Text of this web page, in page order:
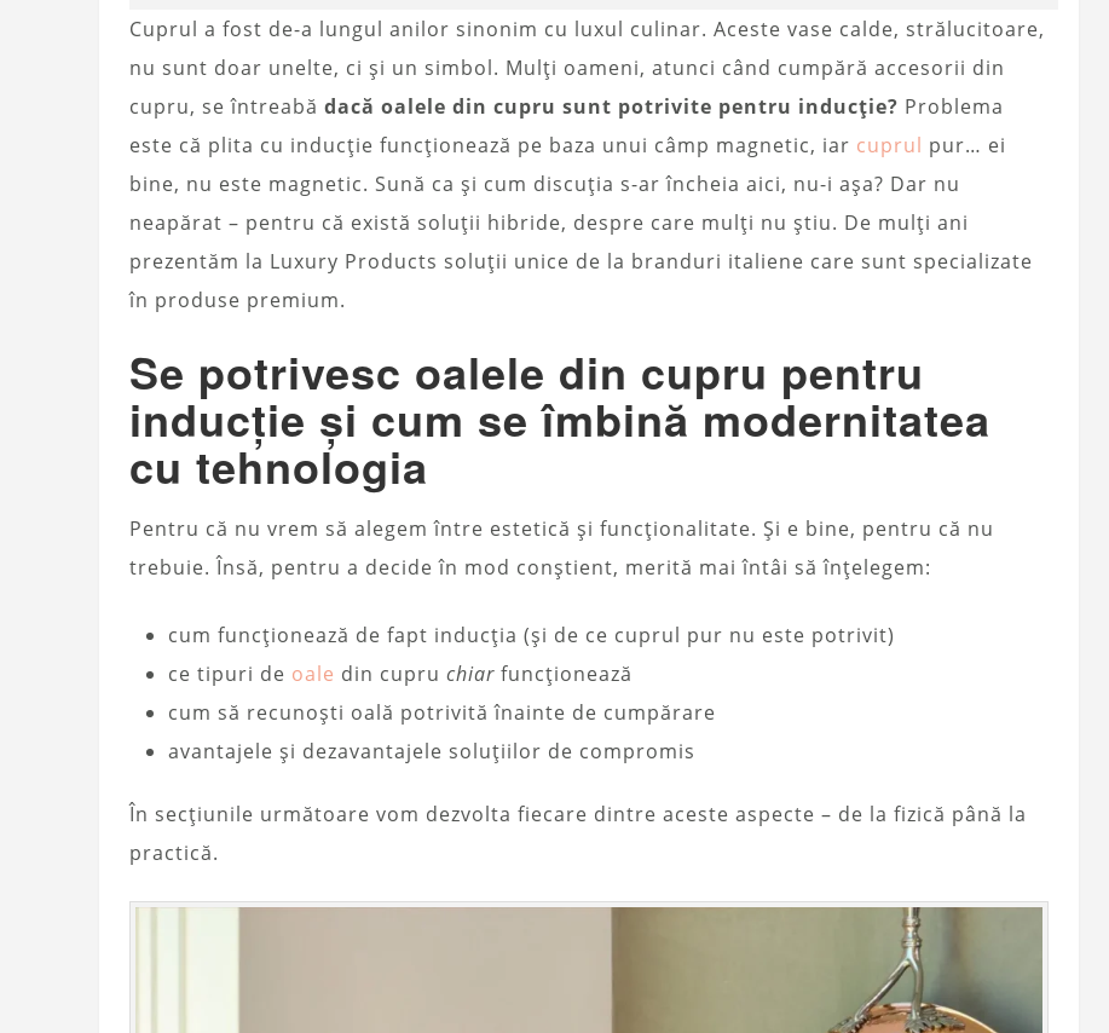
Cuprul a fost de-a lungul anilor sinonim cu luxul culinar. Aceste vase calde, strălucitoare,
nu sunt doar unelte, ci și un simbol. Mulți oameni, atunci când cumpără accesorii din
cupru, se întreabă dacă oalele din cupru sunt potrivite pentru inducție? Problema
este că plita cu inducție funcționează pe baza unui câmp magnetic, iar cuprul pur… ei
bine, nu este magnetic. Sună ca și cum discuția s-ar încheia aici, nu-i așa? Dar nu
neapărat – pentru că există soluții hibride, despre care mulți nu știu. De mulți ani
prezentăm la Luxury Products soluții unice de la branduri italiene care sunt specializate
în produse premium.
Se potrivesc oalele din cupru pentru
inducție și cum se îmbină modernitatea
cu tehnologia
Pentru că nu vrem să alegem între estetică și funcționalitate. Și e bine, pentru că nu
trebuie. Însă, pentru a decide în mod conștient, merită mai întâi să înțelegem:
cum funcționează de fapt inducția (și de ce cuprul pur nu este potrivit)
ce tipuri de oale din cupru chiar funcționează
cum să recunoști oală potrivită înainte de cumpărare
avantajele și dezavantajele soluțiilor de compromis
În secțiunile următoare vom dezvolta fiecare dintre aceste aspecte – de la fizică până la
practică.